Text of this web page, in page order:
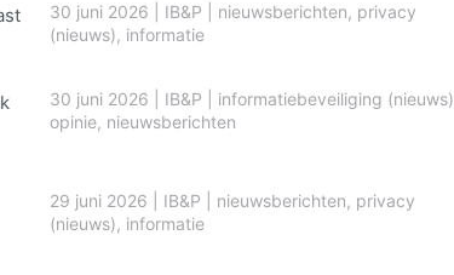
30 juni 2026 IB&P nieuwsberichten, privacy
(nieuws), informatie
30 juni 2026 IB&P informatiebeveiliging (nieuws)
opinie, nieuwsberichten
29 juni 2026 IB&P nieuwsberichten, privacy
(nieuws), informatie